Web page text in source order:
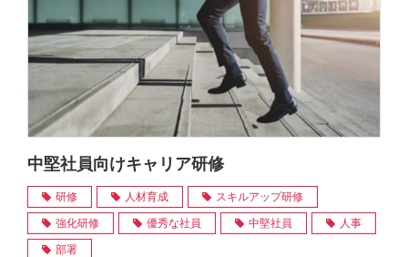
中堅社員向けキャリア研修
研修 人材育成 スキルアップ研修
強化研修 優秀な社員 中堅社員 人事
部署